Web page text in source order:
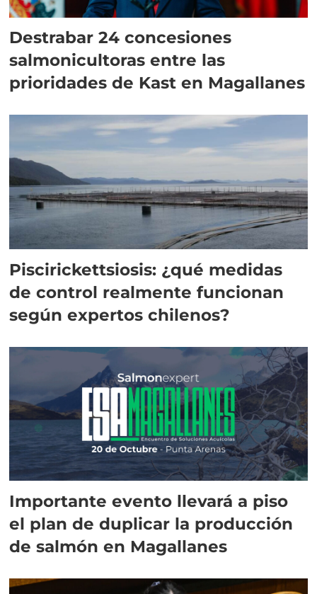
Destrabar 24 concesiones
salmonicultoras entre las
prioridades de Kast en Magallanes
Piscirickettsiosis: ¿qué medidas
de control realmente funcionan
según expertos chilenos?
Importante evento llevará a piso
el plan de duplicar la producción
de salmón en Magallanes